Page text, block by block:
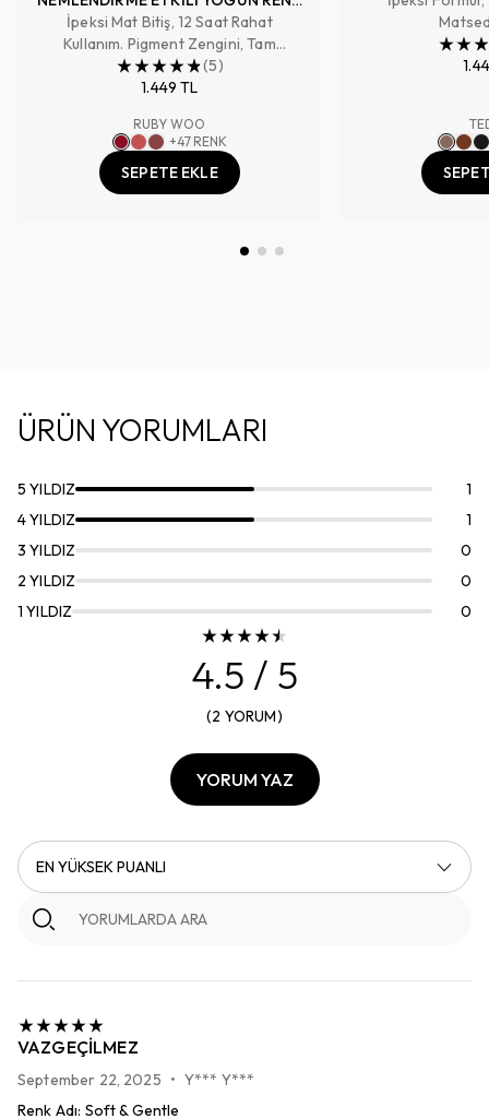
SAĞLAYAN RUJ
İpeksi Mat Bitiş, 12 Saat Rahat
Kullanım. Pigment Zengini, Tam
Kapatıcılık Sağlayan Renk
(5)
1.449 TL
RUBY WOO
+47 RENK
SEPETE EKLE
ÜRÜN YORUMLARI
5 YILDIZ
1
4YILDIZ
1
3 YILDIZ
0
2 YILDIZ
0
1 YILDIZ 0
4.5 / 5
(2 YORUM)
YORUM YAZ
EN YÜKSEK PUANLI
VAZGEÇILMEZ
September 22, 2025 • Y*** Y***
Renk Adı: Soft & Gentle